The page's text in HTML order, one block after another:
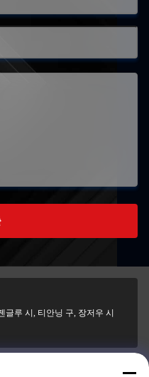
글루 시, 티안닝 구, 장저우 시